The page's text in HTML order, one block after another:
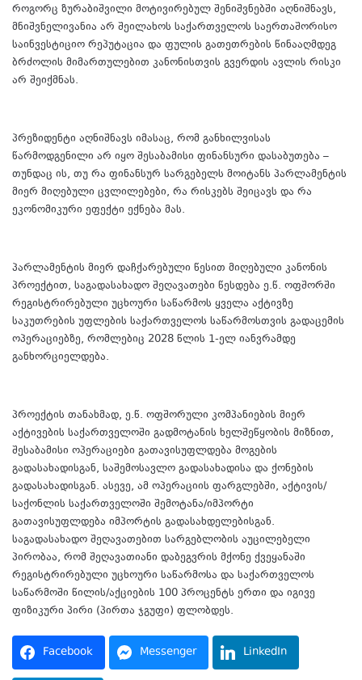
როგორც ზურაბიშვილი მოტივირებულ შენიშვნებში აღნიშნავს,
მნიშვნელივანია არ შეილახოს საქართველოს საერთაშორისო
საინვესტიციო რეპუტაცია და ფულის გათეთრების წინააღმდეგ
ბრძოლის მიმართულებით კანონისთვის გვერდის ავლის რისკი
არ შეიქმნას.
პრეზიდენტი აღნიშნავს იმასაც, რომ განხილვისას
წარმოდგენილი არ იყო შესაბამისი ფინანსური დასაბუთება –
თუნდაც ის, თუ რა ფინანსურ სარგებელს მოიტანს პარლამენტის
მიერ მიღებული ცვლილებები, რა რისკებს შეიცავს და რა
ეკონომიკური ეფექტი ექნება მას.
პარლამენტის მიერ დაჩქარებული წესით მიღებული კანონის
პროექტით, საგადასახადო შეღავათები წესდება ე.წ. ოფშორში
რეგისტრირებული უცხოური საწარმოს ყველა აქტივზე
საკუთრების უფლების საქართველოს საწარმოსთვის გადაცემის
ოპერაციებზე, რომლებიც 2028 წლის 1-ელ იანვრამდე
განხორციელდება.
პროექტის თანახმად, ე.წ. ოფშორული კომპანიების მიერ
აქტივების საქართველოში გადმოტანის ხელშეწყობის მიზნით,
შესაბამისი ოპერაციები გათავისუფლდება მოგების
გადასახადისგან, საშემოსავლო გადასახადისა და ქონების
გადასახადისგან. ასევე, ამ ოპერაციის ფარგლებში, აქტივის/
საქონლის საქართველოში შემოტანა/იმპორტი
გათავისუფლდება იმპორტის გადასახდელებისგან.
საგადასახადო შეღავათებით სარგებლობის აუცილებელი
პირობაა, რომ შეღავათიანი დაბეგვრის მქონე ქვეყანაში
რეგისტრირებული უცხოური საწარმოსა და საქართველოს
საწარმოში წილის/აქციების 100 პროცენტს ერთი და იგივე
ფიზიკური პირი (პირთა ჯგუფი) ფლობდეს.
Facebook Messenger LinkedIn